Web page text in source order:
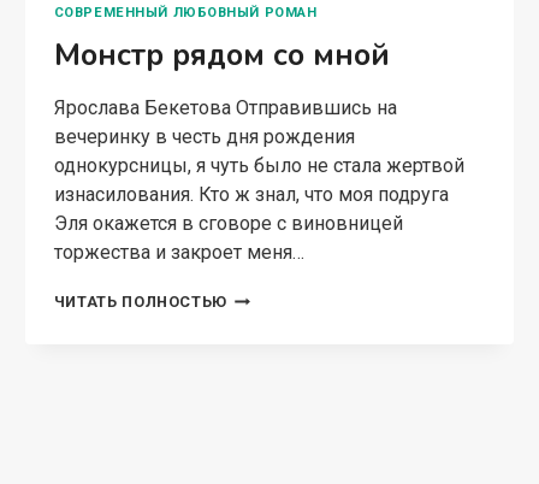
СОВРЕМЕННЫЙ ЛЮБОВНЫЙ РОМАН
Монстр рядом со мной
Ярослава Бекетова Отправившись на
вечеринку в честь дня рождения
однокурсницы, я чуть было не стала жертвой
изнасилования. Кто ж знал, что моя подруга
Эля окажется в сговоре с виновницей
торжества и закроет меня…
ЧИТАТЬ ПОЛНОСТЬЮ МОНСТР